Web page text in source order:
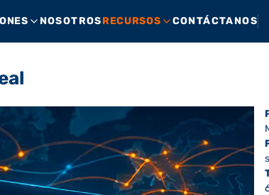
NOSOTROSRECURSOS CONTÁCTANOS